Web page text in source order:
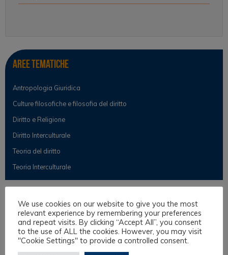
Aree tematiche
Antropologia Giuridica
Culture filosofiche e filosofia del diritto
Diritto e Religione
Diritto Interculturale
Teoria del diritto
Teoria Interculturale
Osservatorio
Notizie
Osservatorio Scientifico
We use cookies on our website to give you the most
relevant experience by remembering your preferences
and repeat visits. By clicking “Accept All”, you consent
to the use of ALL the cookies. However, you may visit
"Cookie Settings" to provide a controlled consent.